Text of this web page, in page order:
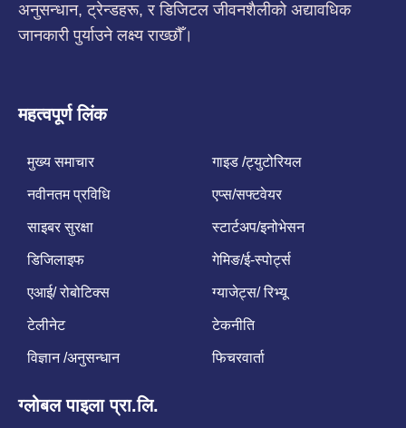
अनुसन्धान, ट्रेन्डहरू, र डिजिटल जीवनशैलीको अद्यावधिक
जानकारी पुर्याउने लक्ष्य राख्छौँ।
महत्वपूर्ण लिंक
मुख्य समाचार
नवीनतम प्रविधि
साइबर सुरक्षा
डिजिलाइफ
एआई/ रोबोटिक्स
टेलीनेट
विज्ञान /अनुसन्धान
गाइड /ट्युटोरियल
एप्स/सफ्टवेयर
स्टार्टअप/इनोभेसन
गेमिङ/ई-स्पोर्ट्स
ग्याजेट्स/ रिभ्यू
टेकनीति
फिचरवार्ता
ग्लोबल पाइला प्रा.लि.